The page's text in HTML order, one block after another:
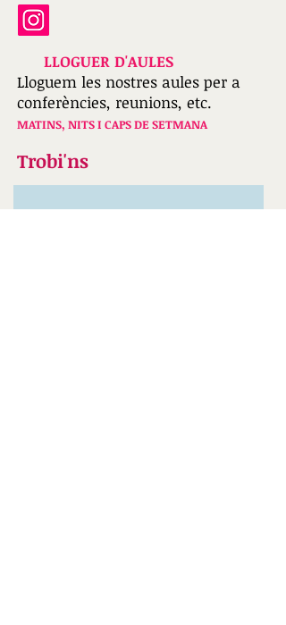
Seguimiento de pedidos
Tarjetas Regalo
Mostrar precios en: EUR
LLOGUER D'AULES
Lloguem les nostres aules per a
conferències, reunions, etc.
MATINS, NITS I CAPS DE SETMANA
Trobi'ns